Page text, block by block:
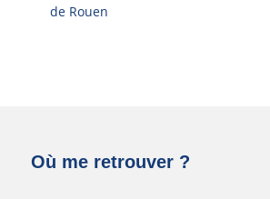
de Rouen
Où me retrouver ?